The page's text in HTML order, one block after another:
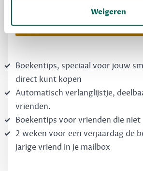
Weigeren
vrienden. Krijg én geef betere
Schrijf nu gratis
Boekentips, speciaal voor jouw
direct kunt kopen
Automatisch verlanglijstje,
vrienden.
Boekentips voor vrienden die niet
2 weken voor een verjaardag de
jarige vriend in je mailbox